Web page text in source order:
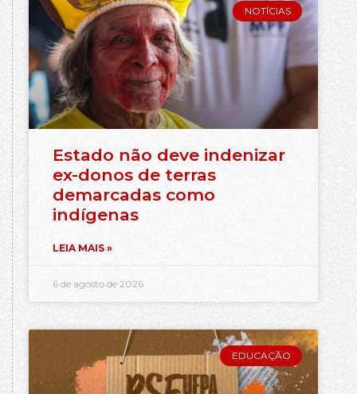
NOTÍCIAS
Estado não deve indenizar
ex-donos de terras
demarcadas como
indígenas
LEIA MAIS »
6 de agosto de 2026
EDUCAÇÃO